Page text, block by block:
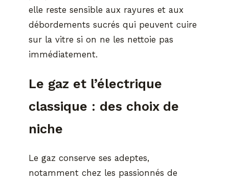
elle reste sensible aux rayures et aux
débordements sucrés qui peuvent cuire
sur la vitre si on ne les nettoie pas
immédiatement.
Le gaz et l’électrique
classique : des choix de
niche
Le gaz conserve ses adeptes,
notamment chez les passionnés de